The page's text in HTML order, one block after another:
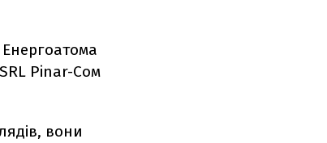
Pinar-Сом
вони